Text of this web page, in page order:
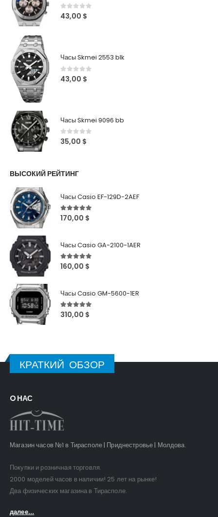
0 out of 5
43,00 $
Часы Skmei 2553 blk
0 out of 5
43,00 $
Часы Skmei 9096 bb
0out of 5
35,00 $
ВЫСОКИЙ РЕЙТИНГ
Часы Casio EF-129D-2AEF
5out of 5
170,00 $
Часы Casio GA-2100-1AER
5out of 5
160,00 $
Часы Casio GM-5600-1ER
5out of 5
310,00 $
КРАТКИЙ ОБЗОР
O НАС
Магазин часов №1 в Тирасполе | Приднестровье | Молдова.
Покупки и розничная торговля.
2000 моделей часов в наличии! 25 лет на рынке!
Два физических магазина в Тирасполе.
далее...